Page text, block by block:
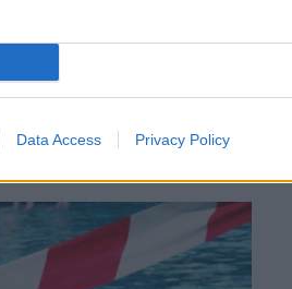
Data Access Privacy Policy
bukkant elő
Képeken a
80 éve lehetett
végén, a saját,